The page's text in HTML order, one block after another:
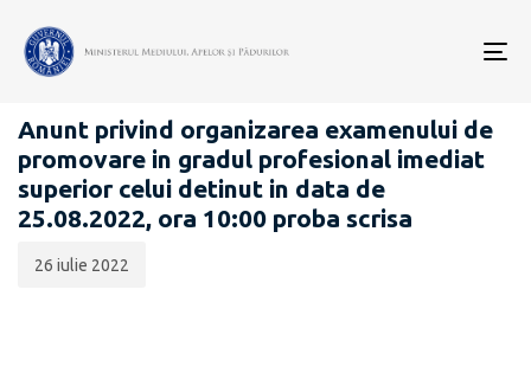
CARIERĂ
Anunt privind organizarea examenului de
promovare in gradul profesional imediat
superior celui detinut in data de
25.08.2022, ora 10:00 proba scrisa
publicării:
26 iulie 2022